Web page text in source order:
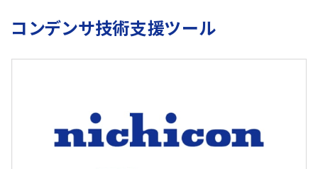
コンデンサ技術支援ツール